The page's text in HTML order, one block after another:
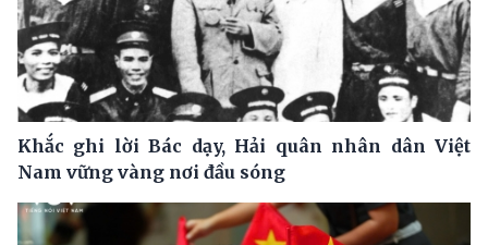
Khắc ghi lời Bác dạy, Hải quân nhân dân Việt
Nam vững vàng nơi đầu sóng